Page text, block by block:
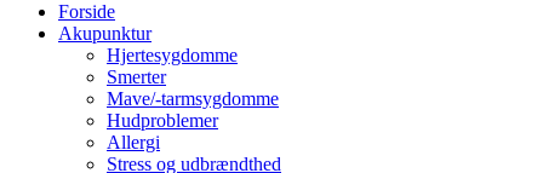
Forside
Akupunktur
Hjertesygdomme
Smerter
Mave/-tarmsygdomme
Hudproblemer
Allergi
Stress og udbrændthed